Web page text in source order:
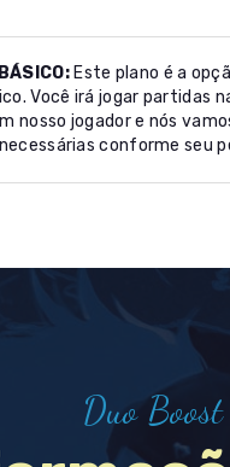
Este plano é a
Você irá jogar partidas
nosso jogador e nós
conforme seu
Duo Boost